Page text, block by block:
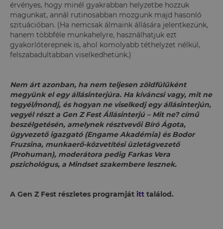
érvényes, hogy minél gyakrabban helyzetbe hozzuk
magunkat, annál rutinosabban mozgunk majd hasonló
szituációban. (Ha nemcsak álmaink állására jelentkezünk,
hanem többféle munkahelyre, használhatjuk ezt
gyakorlóterepnek is, ahol komolyabb téthelyzet nélkül,
felszabadultabban viselkedhetünk.)
Nem árt azonban, ha nem teljesen zöldfülűként
megyünk el egy állásinterjúra. Ha kíváncsi vagy, mit ne
tegyél/mondj, és hogyan ne viselkedj egy állásinterjún,
vegyél részt a Gen Z Fest Állásinterjú – Mit ne? című
beszélgetésén, amelynek résztvevői Bíró Ágota,
ügyvezető igazgató (Engame Akadémia) és Bodor
Fruzsina, munkaerő-közvetítési üzletágvezető
(Prohuman), moderátora pedig Farkas Vera
pszichológus, a Mindset szakembere lesznek.
A Gen Z Fest részletes programját itt találod.